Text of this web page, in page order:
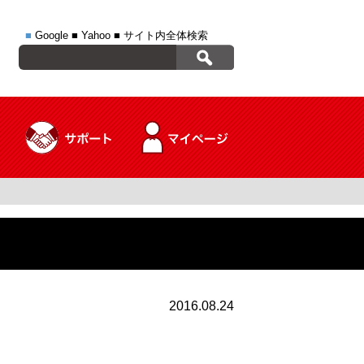
■ Google ■ Yahoo ■ サイト内全体検索
2016.08.24